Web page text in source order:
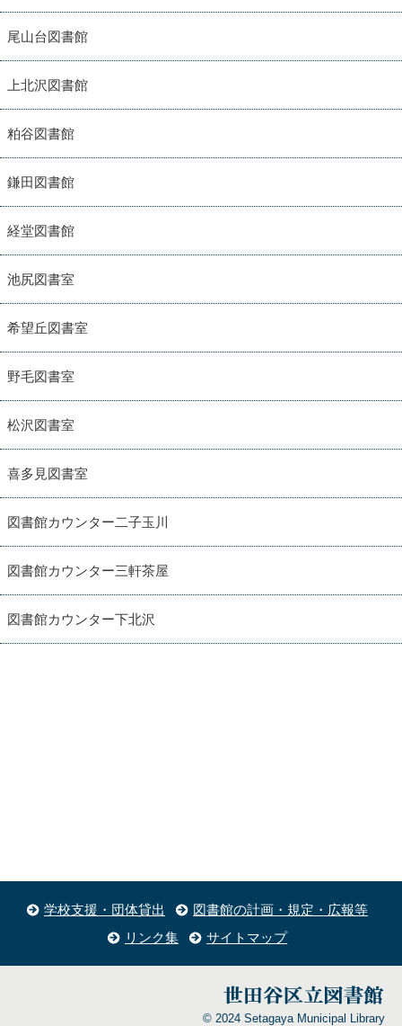
尾山台図書館
上北沢図書館
粕谷図書館
鎌田図書館
経堂図書館
池尻図書室
希望丘図書室
野毛図書室
松沢図書室
喜多見図書室
図書館カウンター二子玉川
図書館カウンター三軒茶屋
図書館カウンター下北沢
学校支援・団体貸出
図書館の計画・規定・広報等
リンク集
サイトマップ
© 2024 Setagaya Municipal Library